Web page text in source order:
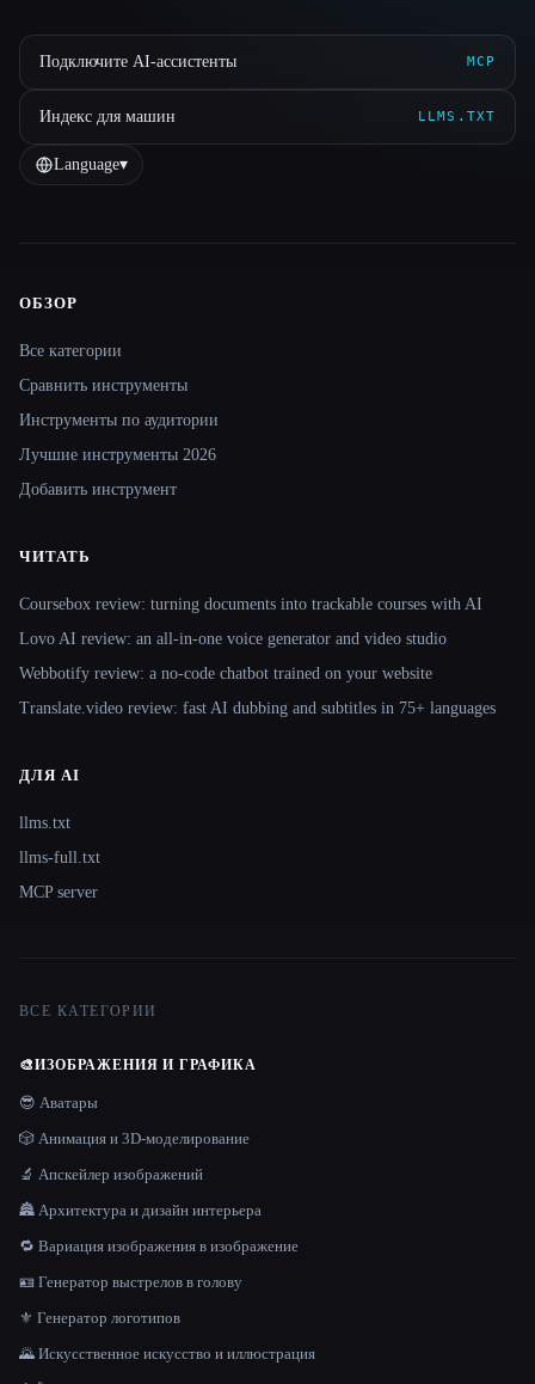
Подключите AI-ассистенты MCP
Индекс для машин LLMS.TXT
Language▾
Site navigation
ОБЗОР
Все категории
Сравнить инструменты
Инструменты по аудитории
Лучшие инструменты 2026
Добавить инструмент
ЧИТАТЬ
Coursebox review: turning documents into trackable courses with AI
Lovo AI review: an all-in-one voice generator and video studio
Webbotify review: a no-code chatbot trained on your website
Translate.video review: fast AI dubbing and subtitles in 75+ languages
ДЛЯ AI
llms.txt
llms-full.txt
MCP server
ВСЕ КАТЕГОРИИ
🎨ИЗОБРАЖЕНИЯ И ГРАФИКА
😎 Аватары
🎲 Анимация и 3D-моделирование
🔬 Апскейлер изображений
🏯 Архитектура и дизайн интерьера
🔁 Вариация изображения в изображение
🪪 Генератор выстрелов в голову
⚜️ Генератор логотипов
🌄 Искусственное искусство и иллюстрация